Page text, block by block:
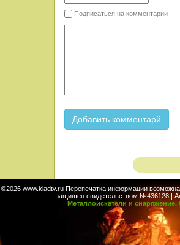
Подписаться на комментарии
www.kladtv.ru Перепечатка информации возможна
защищен свидетельством №436128 |
Металлоискатели и